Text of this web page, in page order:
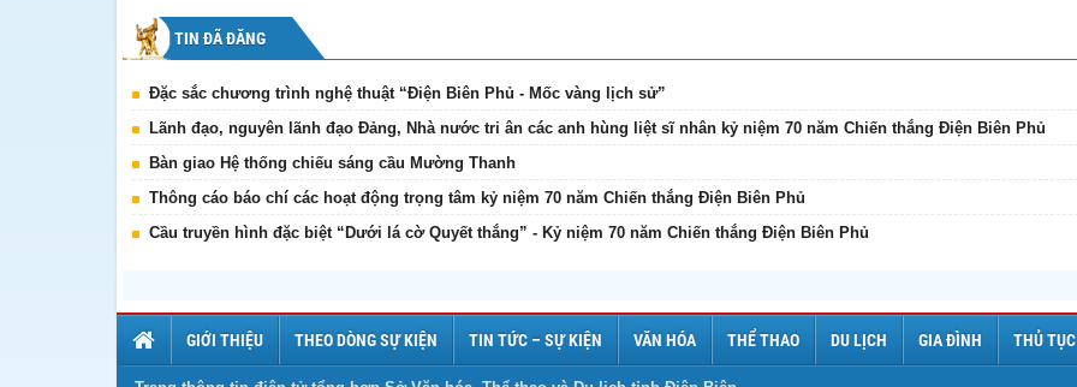
TIN ĐÃ ĐĂNG
Đặc sắc chương trình nghệ thuật “Điện Biên Phủ - Mốc vàng lịch sử”
Lãnh đạo, nguyên lãnh đạo Đảng, Nhà nước tri ân các anh hùng liệt sĩ nhân kỷ niệm 70 năm Chiến thắng Điện Biên Phủ
Bàn giao Hệ thống chiếu sáng cầu Mường Thanh
Thông cáo báo chí các hoạt động trọng tâm kỷ niệm 70 năm Chiến thắng Điện Biên Phủ
Cầu truyền hình đặc biệt “Dưới lá cờ Quyết thắng” - Kỷ niệm 70 năm Chiến thắng Điện Biên Phủ
GIỚI THIỆU THEO DÒNG SỰ KIỆN TIN TỨC – SỰ KIỆN VĂN HÓA THỂ THAO DU LỊCH GIA ĐÌNH THỦ